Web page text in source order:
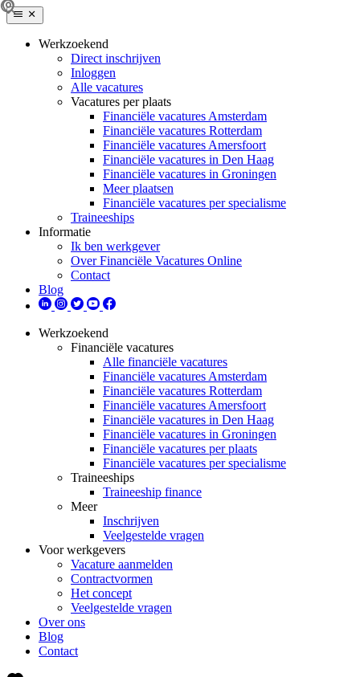
Werkzoekend
Direct inschrijven
Inloggen
Alle vacatures
Vacatures per plaats
Financiële vacatures Amsterdam
Financiële vacatures Rotterdam
Financiële vacatures Amersfoort
Financiële vacatures in Den Haag
Financiële vacatures in Groningen
Meer plaatsen
Financiële vacatures per specialisme
Traineeships
Informatie
Ik ben werkgever
Over Financiële Vacatures Online
Contact
Blog
Werkzoekend
Financiële vacatures
Alle financiële vacatures
Financiële vacatures Amsterdam
Financiële vacatures Rotterdam
Financiële vacatures Amersfoort
Financiële vacatures in Den Haag
Financiële vacatures in Groningen
Financiële vacatures per plaats
Financiële vacatures per specialisme
Traineeships
Traineeship finance
Meer
Inschrijven
Veelgestelde vragen
Voor werkgevers
Vacature aanmelden
Contractvormen
Het concept
Veelgestelde vragen
Over ons
Blog
Contact